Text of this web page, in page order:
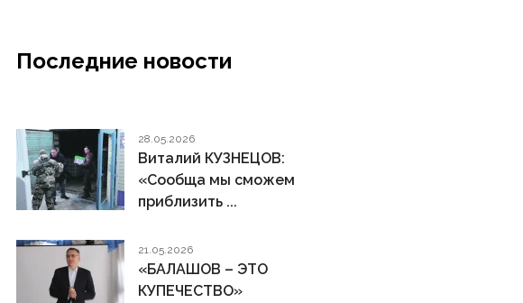
Последние новости
28.05.2026
Виталий КУЗНЕЦОВ:
«Сообща мы сможем
приблизить ...
21.05.2026
«БАЛАШОВ – ЭТО
КУПЕЧЕСТВО»